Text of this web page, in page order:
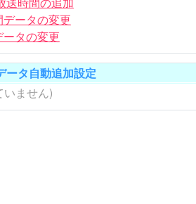
データの変更
タの変更
ータ自動追加設定
いません)